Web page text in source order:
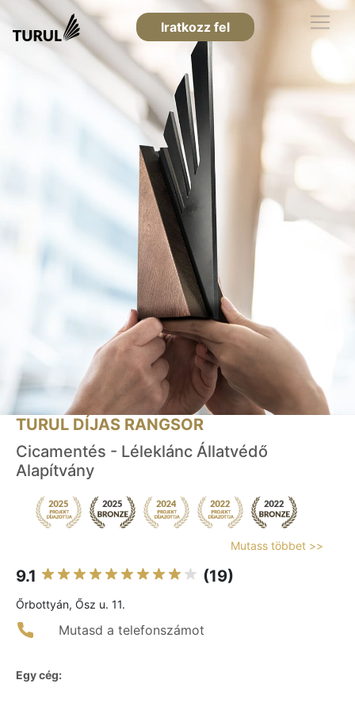
Iratkozz fel
TURUL DÍJAS RANGSOR
Cicamentés - Léleklánc Állatvédő
Alapítvány
Mutass többet >>
9.1 (19)
Őrbottyán, Ősz u. 11.
Mutasd a telefonszámot
Egy cég: